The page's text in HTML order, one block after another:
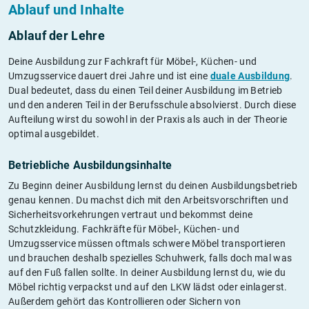
Ablauf und Inhalte
Ablauf der Lehre
Deine Ausbildung zur Fachkraft für Möbel-, Küchen- und
Umzugsservice dauert drei Jahre und ist eine duale Ausbildung.
Dual bedeutet, dass du einen Teil deiner Ausbildung im Betrieb
und den anderen Teil in der Berufsschule absolvierst. Durch diese
Aufteilung wirst du sowohl in der Praxis als auch in der Theorie
optimal ausgebildet.
Betriebliche Ausbildungsinhalte
Zu Beginn deiner Ausbildung lernst du deinen Ausbildungsbetrieb
genau kennen. Du machst dich mit den Arbeitsvorschriften und
Sicherheitsvorkehrungen vertraut und bekommst deine
Schutzkleidung. Fachkräfte für Möbel-, Küchen- und
Umzugsservice müssen oftmals schwere Möbel transportieren
und brauchen deshalb spezielles Schuhwerk, falls doch mal was
auf den Fuß fallen sollte. In deiner Ausbildung lernst du, wie du
Möbel richtig verpackst und auf den LKW lädst oder einlagerst.
Außerdem gehört das Kontrollieren oder Sichern von